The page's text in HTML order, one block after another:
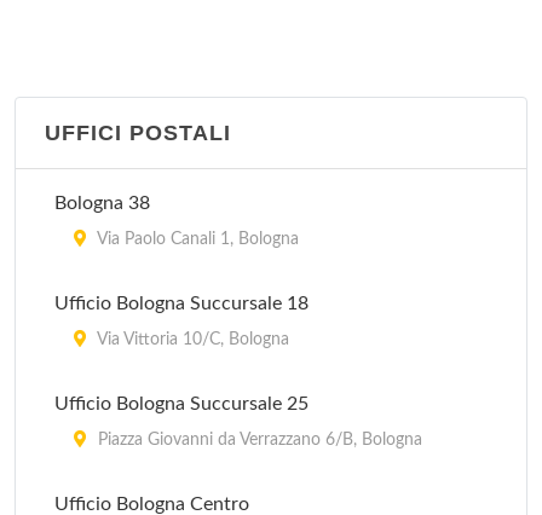
Pro Loco
Pro Loco
Pro Loco
Pro Loco
UFFICI POSTALI
Bologna 38
Via Paolo Canali 1, Bologna
Ufficio Bologna Succursale 18
Via Vittoria 10/C, Bologna
Ufficio Bologna Succursale 25
Piazza Giovanni da Verrazzano 6/B, Bologna
Ufficio Bologna Centro